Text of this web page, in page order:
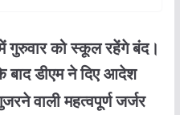
गुरुवार को स्कूल रहेंगे बंद।
बाद डीएम ने दिए आदेश
वाली महत्वपूर्ण जर्जर